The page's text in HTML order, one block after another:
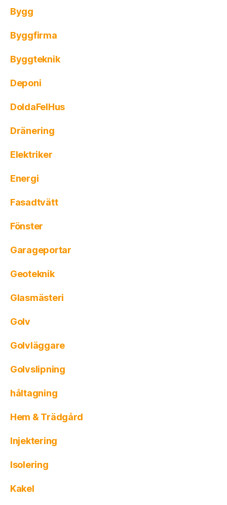
Bygg
Byggfirma
Byggteknik
Deponi
DoldaFelHus
Dränering
Elektriker
Energi
Fasadtvätt
Fönster
Garageportar
Geoteknik
Glasmästeri
Golv
Golvläggare
Golvslipning
håltagning
Hem & Trädgård
Injektering
Isolering
Kakel